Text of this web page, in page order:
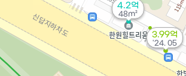
4.2억
48m²
3.99억
'24. 05